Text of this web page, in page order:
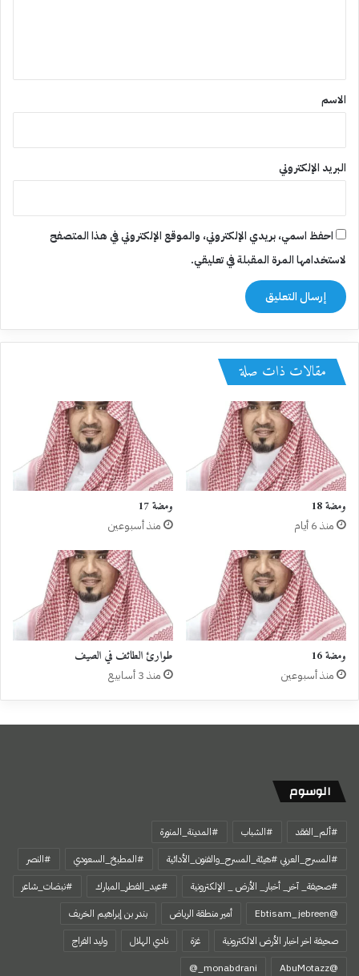
*
الاسم
البريد الإلكتروني
احفظ اسمي، بريدي الإلكتروني، والموقع الإلكتروني في هذا المتصفح
لاستخدامها المرة المقبلة في تعليقي.
مقالات ذات صلة
ومضة 18
منذ 6 أيام
ومضة 17
منذ أسبوعين
ومضة 16
منذ أسبوعين
طوارئ الطائف في الصيف
منذ 3 أسابيع
الوسوم
#ألم_الفقد #الشباب
#المدينة_المنورة
#المسرح_العربي #هيئة_المسرح_والفنون_الأدائية
#المطبخ_السعودي
#النصر
#صحيفة_ آخر_ أخبار_ الأرض _ الإلكترونية
#عيد_الفطر_المبارك
#نبضات_شاعر
@Ebtisam_jebreen
أمير منطقة الرياض
بندر بن إبراهيم الخريف
صحيفة اخر اخبار الأرض الالكترونية
غزة نادي الهلال
وليد الفراج
‏@AbuMotazz